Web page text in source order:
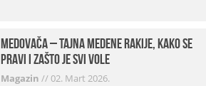
Medovača – tajna medene rakije, kako se
pravi i zašto je svi vole
Magazin //02. Mart 2026.